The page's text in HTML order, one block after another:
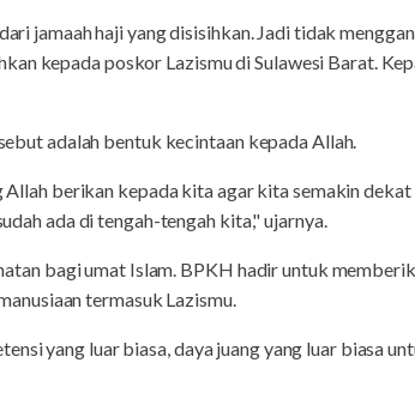
jamaah haji yang disisihkan. Jadi tidak
kepada poskor Lazismu di Sulawesi Barat.
adalah bentuk kecintaan kepada Allah.
berikan kepada kita agar kita semakin
ada di tengah-tengah kita," ujarnya.
bagi umat Islam. BPKH hadir untuk
termasuk Lazismu.
yang luar biasa, daya juang yang luar biasa